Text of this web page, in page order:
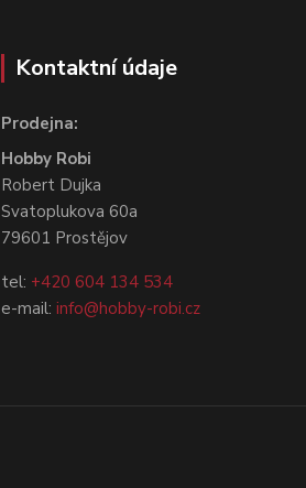
Kontaktní údaje
Prodejna:
Hobby Robi
Robert Dujka
Svatoplukova 60a
79601 Prostějov
tel: +420 604 134 534
e-mail:info@hobby-robi.cz